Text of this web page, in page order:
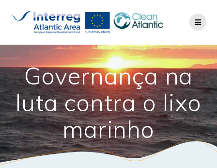
Governança na
luta contra o lixo
marinho